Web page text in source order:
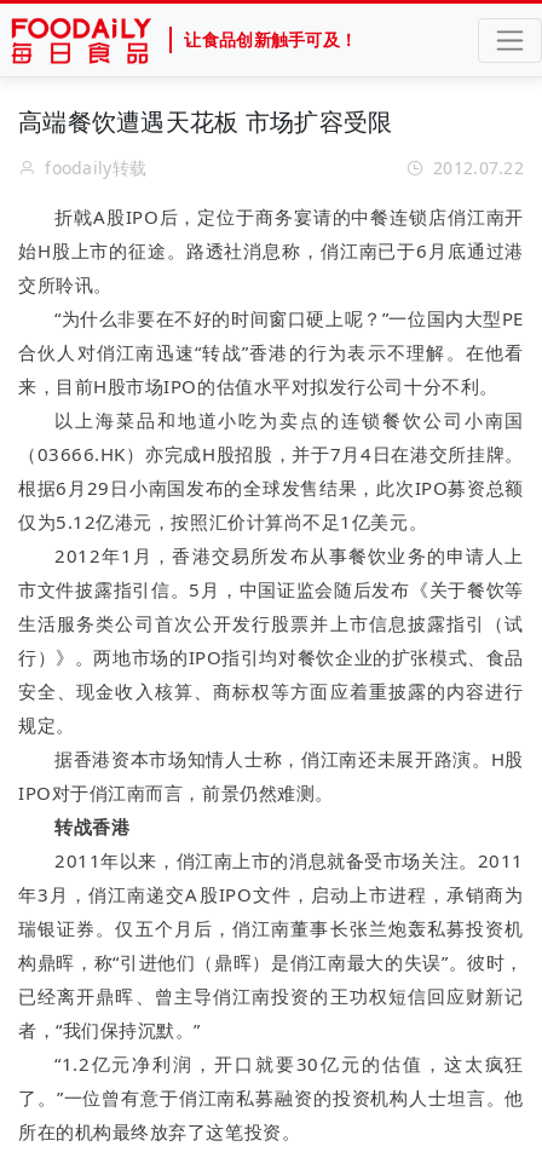
让食品创新触手可及！
高端餐饮遭遇天花板 市场扩容受限
foodaily转载 2012.07.22
折戟A股IPO后，定位于商务宴请的中餐连锁店俏江南开
始H股上市的征途。路透社消息称，俏江南已于6月底通过港
交所聆讯。
“为什么非要在不好的时间窗口硬上呢？”一位国内大型PE
合伙人对俏江南迅速“转战”香港的行为表示不理解。在他看
来，目前H股市场IPO的估值水平对拟发行公司十分不利。
以上海菜品和地道小吃为卖点的连锁餐饮公司小南国
（03666.HK）亦完成H股招股，并于7月4日在港交所挂牌。
根据6月29日小南国发布的全球发售结果，此次IPO募资总额
仅为5.12亿港元，按照汇价计算尚不足1亿美元。
2012年1月，香港交易所发布从事餐饮业务的申请人上
市文件披露指引信。5月，中国证监会随后发布《关于餐饮等
生活服务类公司首次公开发行股票并上市信息披露指引（试
行）》。两地市场的IPO指引均对餐饮企业的扩张模式、食品
安全、现金收入核算、商标权等方面应着重披露的内容进行
规定。
据香港资本市场知情人士称，俏江南还未展开路演。H股
IPO对于俏江南而言，前景仍然难测。
转战香港
2011年以来，俏江南上市的消息就备受市场关注。2011
年3月，俏江南递交A股IPO文件，启动上市进程，承销商为
瑞银证券。仅五个月后，俏江南董事长张兰炮轰私募投资机
构鼎晖，称“引进他们（鼎晖）是俏江南最大的失误”。彼时，
已经离开鼎晖、曾主导俏江南投资的王功权短信回应财新记
者，“我们保持沉默。”
“1.2亿元净利润，开口就要30亿元的估值，这太疯狂
了。”一位曾有意于俏江南私募融资的投资机构人士坦言。他
所在的机构最终放弃了这笔投资。